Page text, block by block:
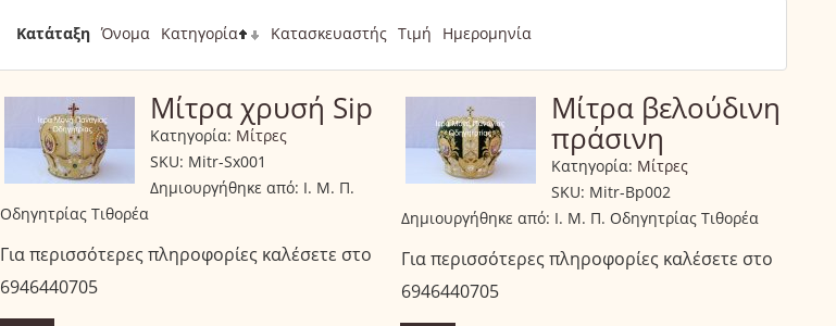
Κατάταξη Όνομα Κατηγορία Κατασκευαστής Τιμή Ημερομηνία
Μίτρα χρυσή Sip
Κατηγορία: Μίτρες
SKU: Mitr-Sx001
Δημιουργήθηκε από: Ι. Μ. Π.
Οδηγητρίας Τιθορέα
Για περισσότερες πληροφορίες καλέσετε στο
6946440705
Μίτρα βελούδινη
πράσινη
Κατηγορία: Μίτρες
SKU: Mitr-Bp002
Δημιουργήθηκε από: Ι. Μ. Π. Οδηγητρίας Τιθορέα
Για περισσότερες πληροφορίες καλέσετε στο
6946440705